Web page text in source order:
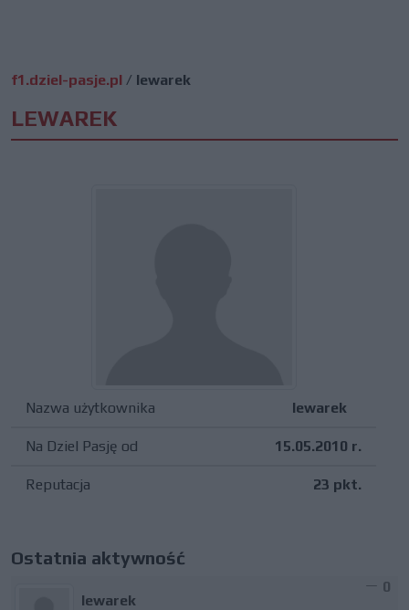
f1.dziel-pasje.pl / lewarek
LEWAREK
Nazwa użytkownika lewarek
Na Dziel Pasję od 15.05.2010 r.
Reputacja 23 pkt.
Ostatnia aktywność
lewarek
0